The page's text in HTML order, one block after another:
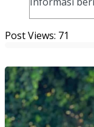
Post Views: 71